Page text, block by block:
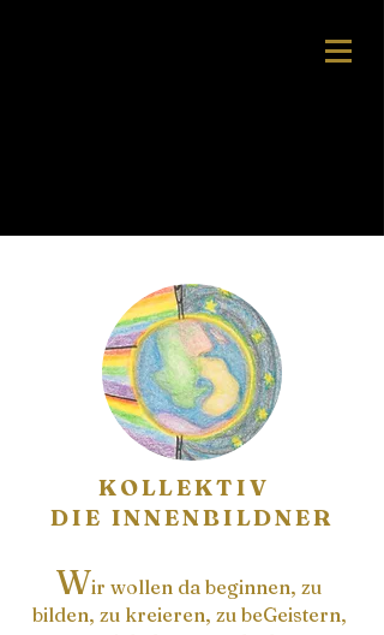
KOLLEKTIV
DIE INNENBILDNER
Wir wollen da beginnen, zu
bilden, zu kreieren, zu beGeistern,